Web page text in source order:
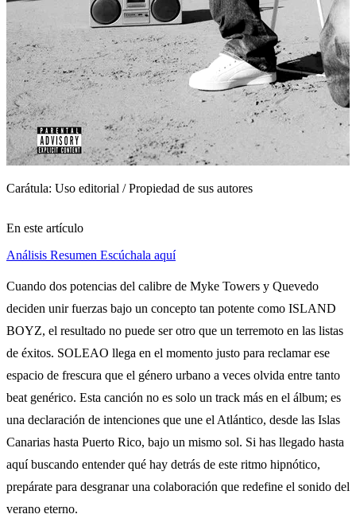
Carátula: Uso editorial / Propiedad de sus autores
En este artículo
Análisis Resumen Escúchala aquí
Cuando dos potencias del calibre de Myke Towers y Quevedo
deciden unir fuerzas bajo un concepto tan potente como ISLAND
BOYZ, el resultado no puede ser otro que un terremoto en las listas
de éxitos. SOLEAO llega en el momento justo para reclamar ese
espacio de frescura que el género urbano a veces olvida entre tanto
beat genérico. Esta canción no es solo un track más en el álbum; es
una declaración de intenciones que une el Atlántico, desde las Islas
Canarias hasta Puerto Rico, bajo un mismo sol. Si has llegado hasta
aquí buscando entender qué hay detrás de este ritmo hipnótico,
prepárate para desgranar una colaboración que redefine el sonido del
verano eterno.